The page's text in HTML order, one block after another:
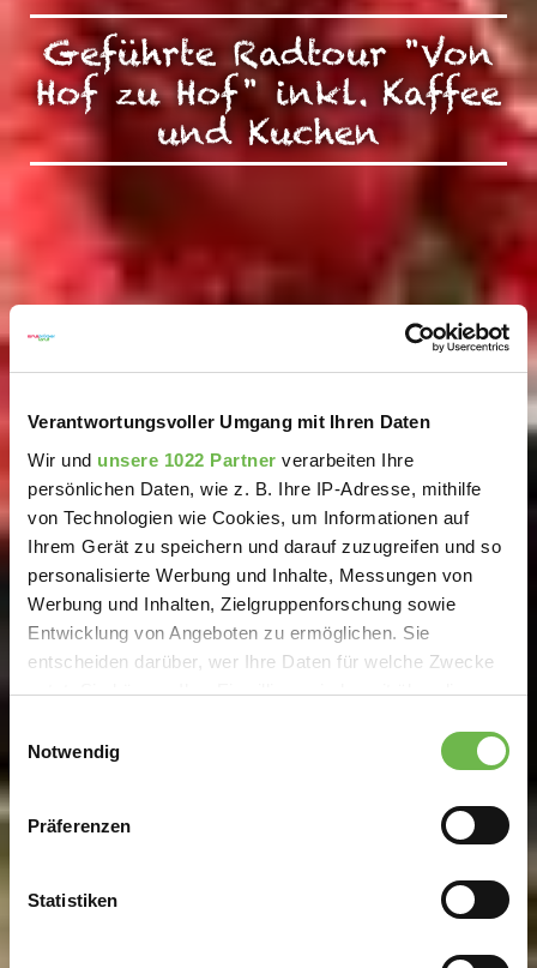
Verantwortungsvoller Umgang mit Ihren Daten
Wir und unsere 1022 Partner verarbeiten Ihre
persönlichen Daten, wie z. B. Ihre IP-Adresse, mithilfe
von Technologien wie Cookies, um Informationen auf
Ihrem Gerät zu speichern und darauf zuzugreifen und so
personalisierte Werbung und Inhalte, Messungen von
Werbung und Inhalten, Zielgruppenforschung sowie
Entwicklung von Angeboten zu ermöglichen. Sie
entscheiden darüber, wer Ihre Daten für welche Zwecke
nutzt. Sie können Ihre Einwilligung jederzeit über die
Trigger Symbol ändern oder widerrufen
Informationen über Ihre geografische Lage
können
bestimmten Merkmalen (Fingerprinting) identifizieren
Notwendig
Präferenzen
Statistiken
Geführte Radtour "Von
Hof zu Hof" inkl. Kaffee
und Kuchen